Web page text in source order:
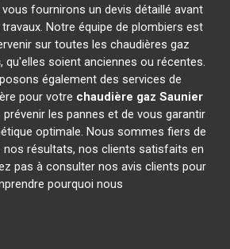
fournirons un devis détaillé avant
Notre équipe de plombiers est
sur toutes les chaudières gaz
, qu'elles soient anciennes ou récentes.
également des services de
pour votre chaudière gaz Saunier
prévenir les pannes et de vous garantir
optimale. Nous sommes fiers de
nos résultats, nos clients satisfaits en
pas à consulter nos avis clients pour
pourquoi nous